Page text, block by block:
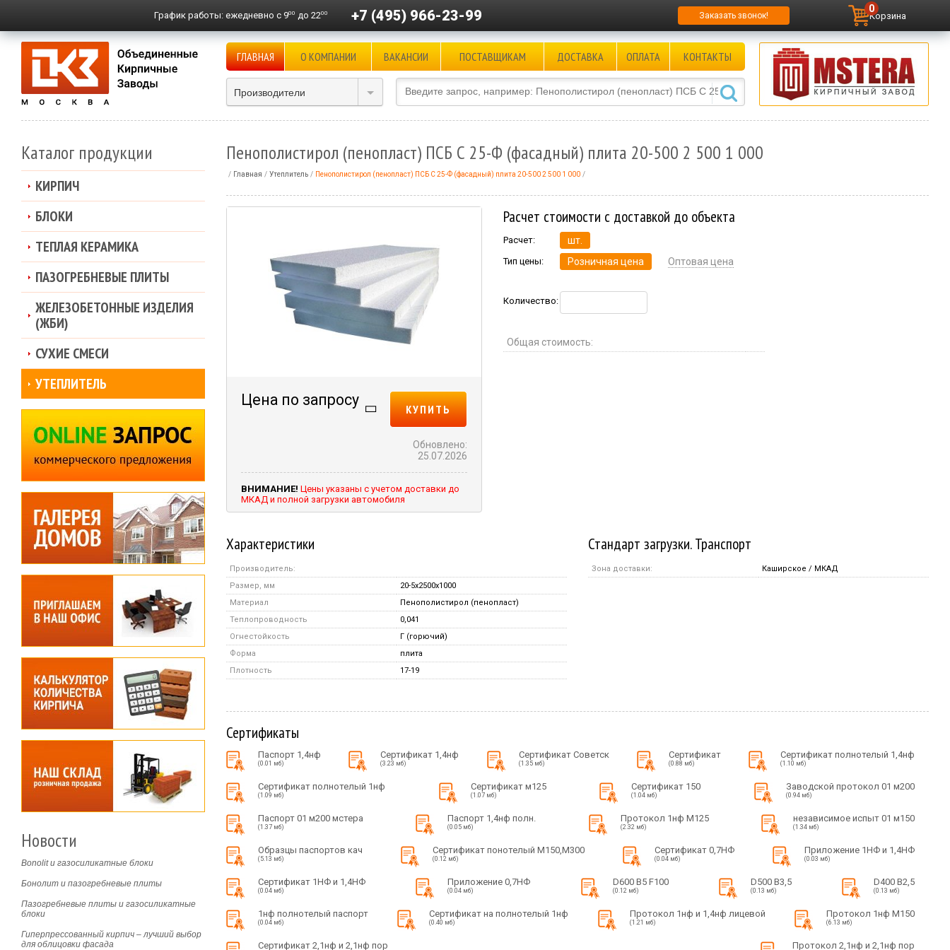
График работы: ежедневно с 900 до 2200 +7 (495) 966-23-99 Заказать звонок! Корзина
0
ГЛАВНАЯ О КОМПАНИИ ВАКАНСИИ ПОСТАВЩИКАМ ДОСТАВКА ОПЛАТА КОНТАКТЫ
Производители
Пенополистирол (пенопласт) ПСБ С 25-Ф (фасадный) плита 20-500 2 500 1 000
Главная Утеплитель Пенополистирол (пенопласт) ПСБ С 25-Ф (фасадный) плита 20-500 2 500 1 000
Цена по запросу
КУПИТЬ
Обновлено:
25.07.2026
ВНИМАНИЕ! Цены указаны с учетом доставки до
МКАД и полной загрузки автомобиля
Расчет стоимости с доставкой до объекта
Расчет: шт.
Тип цены: Розничная цена Оптовая цена
Количество:
Общая стоимость:
Характеристики
Производитель:
Размер, мм
20-5x2500x1000
Материал
Пенополистирол (пенопласт)
Теплопроводность
0,041
Огнестойкость
Г (горючий)
Форма
плита
Плотность
17-19
Стандарт загрузки. Транспорт
Зона доставки: Каширское / МКАД
Сертификаты
Паспорт 1,4нф
(0.01 мб)
Сертификат 1,4нф
(3.23 мб)
Сертификат Советск
(1.35 мб)
Сертификат
(0.88 мб)
Сертификат полнотелый 1,4нф
(1.10 мб)
Сертификат полнотелый 1нф
(1.09 мб)
Сертификат м125
(1.07 мб)
Сертификат 150
(1.04 мб)
Заводской протокол 01 м200
(0.94 мб)
Паспорт 01 м200 мстера
(1.37 мб)
Паспорт 1,4нф полн.
(0.05 мб)
Протокол 1нф М125
(2.32 мб)
независимое испыт 01 м150
(1.34 мб)
Образцы паспортов кач
(5.13 мб)
Сертификат понотелый М150,М300
(0.12 мб)
Сертификат 0,7НФ
(0.04 мб)
Приложение 1НФ и 1,4НФ
(0.03 мб)
Сертификат 1НФ и 1,4НФ
(0.04 мб)
Приложение 0,7НФ
(0.04 мб)
D600 B5 F100
(0.12 мб)
D500 B3,5
(0.13 мб)
D400 B2,5
(0.13 мб)
1нф полнотелый паспорт
(0.04 мб)
Сертификат на полнотелый 1нф
(0.40 мб)
Протокол 1нф и 1,4нф лицевой
(1.21 мб)
Протокол 1нф М150
(6.13 мб)
Сертификат 2,1нф и 2,1нф пор Протокол 2,1нф и 2,1нф пор
Каталог продукции
КИРПИЧ
БЛОКИ
ТЕПЛАЯ КЕРАМИКА
ПАЗОГРЕБНЕВЫЕ ПЛИТЫ
ЖЕЛЕЗОБЕТОННЫЕ ИЗДЕЛИЯ
(ЖБИ)
СУХИЕ СМЕСИ
УТЕПЛИТЕЛЬ
Новости
Bonolit и газосиликатные блоки
Бонолит и пазогребневые плиты
Пазогребневые плиты и газосиликатные
блоки
Гиперпрессованный кирпич – лучший выбор
для облицовки фасада